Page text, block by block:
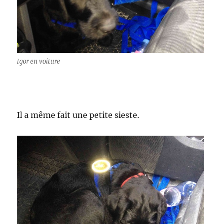
Igor en voiture
Il a même fait une petite sieste.